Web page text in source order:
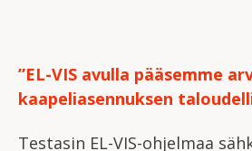
”EL-VIS avulla pääsemme
kaapeliasennuksen
Testasin EL-VIS-ohjelmaa